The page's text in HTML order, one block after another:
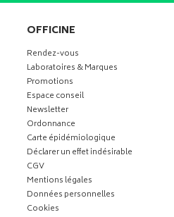
OFFICINE
Rendez-vous
Laboratoires & Marques
Promotions
Espace conseil
Newsletter
Ordonnance
Carte épidémiologique
Déclarer un effet indésirable
CGV
Mentions légales
Données personnelles
Cookies